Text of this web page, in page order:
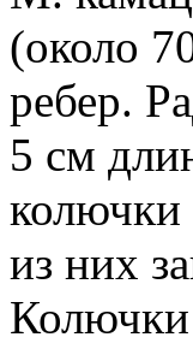
(около
ребер.
5 см
колючки
из них
Колючки